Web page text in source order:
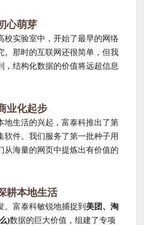
心萌芽
校实验室中，开始了最早的网络
。那时的互联网还很简单，但我
，结构化数据的价值将远超信息
业化起步
地生活的兴起，富泰科推出了第
软件。我们服务了第一批种子用
从海量的网页中提炼出有价值的
耕本地生活
。富泰科敏锐地捕捉到 美团、淘
)数据的巨大价值，组建了专项